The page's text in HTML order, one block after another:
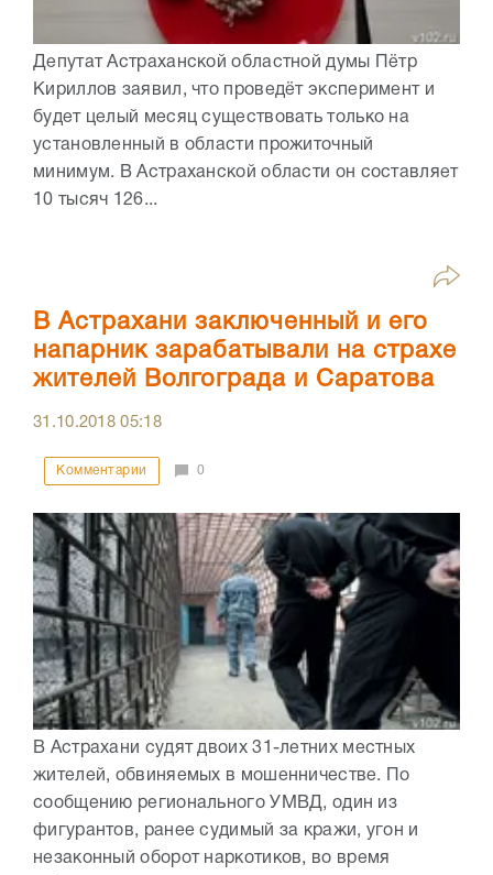
Депутат Астраханской областной думы Пётр
Кириллов заявил, что проведёт эксперимент и
будет целый месяц существовать только на
установленный в области прожиточный
минимум. В Астраханской области он составляет
10 тысяч 126...
В Астрахани заключенный и его
напарник зарабатывали на страхе
жителей Волгограда и Саратова
31.10.201805:18
Комментарии 0
В Астрахани судят двоих 31-летних местных
жителей, обвиняемых в мошенничестве. По
сообщению регионального УМВД, один из
фигурантов, ранее судимый за кражи, угон и
незаконный оборот наркотиков, во время